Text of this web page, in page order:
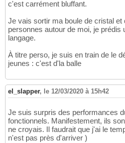
c'est carrément bluffant.
Je vais sortir ma boule de cristal et
personnes autour de moi, je prédis
langage.
À titre perso, je suis en train de le
jeunes : c'est d'la balle
el_slapper, le 12/03/2020 à 15h42
Je suis surpris des performances
fonctionnels. Manifestement, ils
ne croyais. Il faudrait que j'ai le
n'est pas près d'arriver )